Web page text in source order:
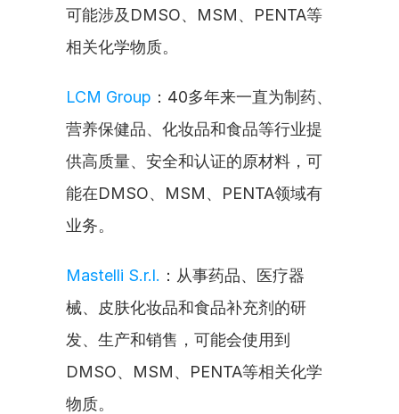
可能涉及DMSO、MSM、PENTA等
相关化学物质。
LCM Group ：40多年来一直为制药、
营养保健品、化妆品和食品等行业提
供高质量、安全和认证的原材料，可
能在DMSO、MSM、PENTA领域有
业务。
Mastelli S.r.l. ：从事药品、医疗器
械、皮肤化妆品和食品补充剂的研
发、生产和销售，可能会使用到
DMSO、MSM、PENTA等相关化学
物质。